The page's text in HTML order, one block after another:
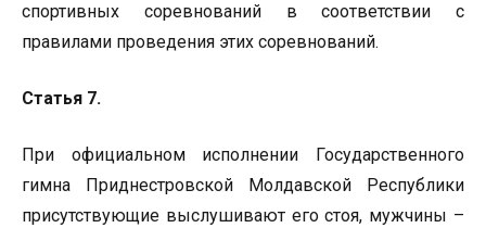
спортивных соревнований в соответствии с
правилами проведения этих соревнований.
Статья 7.
При официальном исполнении Государственного
гимна Приднестровской Молдавской Республики
присутствующие выслушивают его стоя, мужчины –